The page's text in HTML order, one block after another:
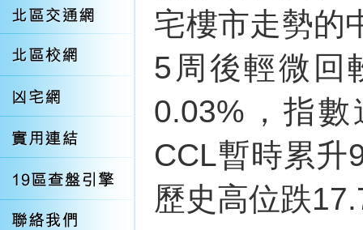
宅樓市走勢的
5周後輕微回
0.03%，指
CCL暫時累升
歷史高位跌